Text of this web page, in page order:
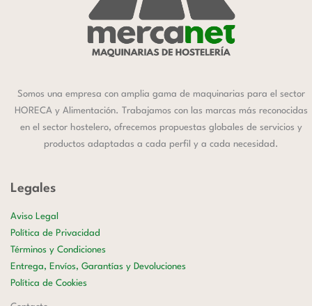
Somos una empresa con amplia gama de maquinarias para el sector
HORECA y Alimentación. Trabajamos con las marcas más reconocidas
en el sector hostelero, ofrecemos propuestas globales de servicios y
productos adaptadas a cada perfil y a cada necesidad.
Legales
Aviso Legal
Política de Privacidad
Términos y Condiciones
Entrega, Envíos, Garantías y Devoluciones
Política de Cookies